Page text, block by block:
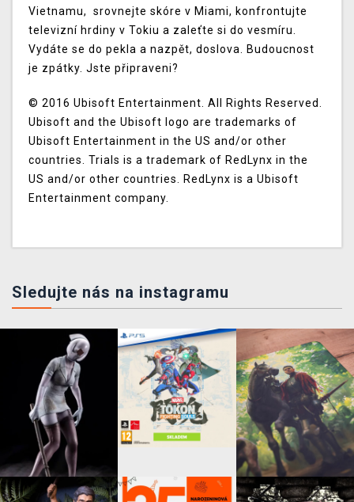
Vietnamu, srovnejte skóre v Miami, konfrontujte
televizní hrdiny v Tokiu a zaleťte si do vesmíru.
Vydáte se do pekla a nazpět, doslova. Budoucnost
je zpátky. Jste připraveni?
© 2016 Ubisoft Entertainment. All Rights Reserved.
Ubisoft and the Ubisoft logo are trademarks of
Ubisoft Entertainment in the US and/or other
countries. Trials is a trademark of RedLynx in the
US and/or other countries. RedLynx is a Ubisoft
Entertainment company.
Sledujte nás na instagramu